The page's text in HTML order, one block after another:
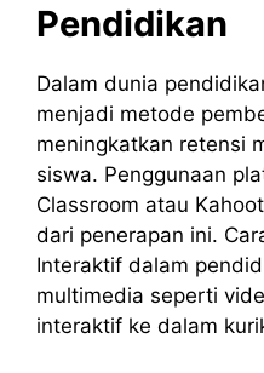
Pendidikan
Dalam dunia
menjadi metode
meningkatkan retensi
siswa. Penggunaan
Classroom atau
dari penerapan ini.
Interaktif dalam
multimedia seperti
interaktif ke dalam